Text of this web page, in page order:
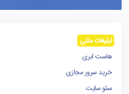
تبلیغات متنی
هاست ابری
خرید سرور مجازی
سئو سایت